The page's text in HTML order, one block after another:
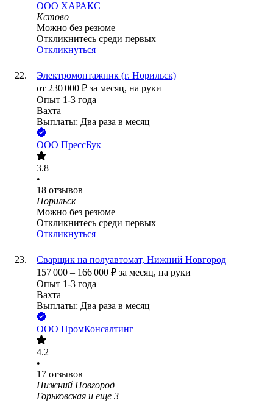
ООО ХАРАКС
Кстово
Можно без резюме
Откликнитесь среди первых
Откликнуться
Электромонтажник (г. Норильск)
от 230 000 ₽ за месяц, на руки
Опыт 1-3 года
Вахта
Выплаты: Два раза в месяц
ООО ПрессБук
3.8
•
18 отзывов
Норильск
Можно без резюме
Откликнитесь среди первых
Откликнуться
Сварщик на полуавтомат, Нижний Новгород
157 000 – 166 000 ₽ за месяц, на руки
Опыт 1-3 года
Вахта
Выплаты: Два раза в месяц
ООО ПромКонсалтинг
4.2
•
17 отзывов
Нижний Новгород
Горьковская и еще 3